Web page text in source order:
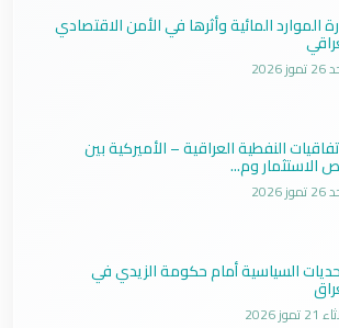
الموارد المائية وأثرها في الأمن الاقتصادي
النفطية العراقية – الأميركية بين
الاستثمار وم...
السياسية أمام حكومة الزيدي في
2026